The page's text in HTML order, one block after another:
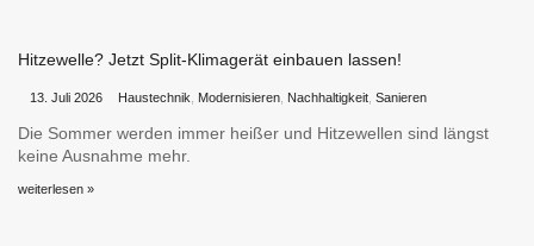
Hitzewelle? Jetzt Split-Klimagerät einbauen lassen!
13. Juli 2026 Haustechnik, Modernisieren, Nachhaltigkeit, Sanieren
Die Sommer werden immer heißer und Hitzewellen sind längst
keine Ausnahme mehr.
weiterlesen »